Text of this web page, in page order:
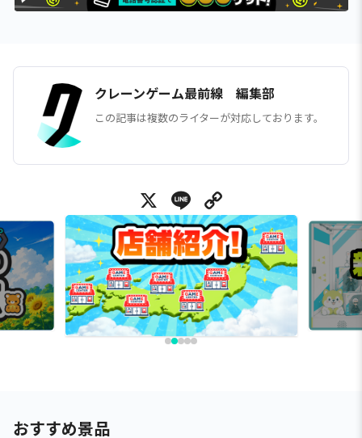
クレーンゲーム最前線 編集部
この記事は複数のライターが対応しております。
X Line
おすすめ景品